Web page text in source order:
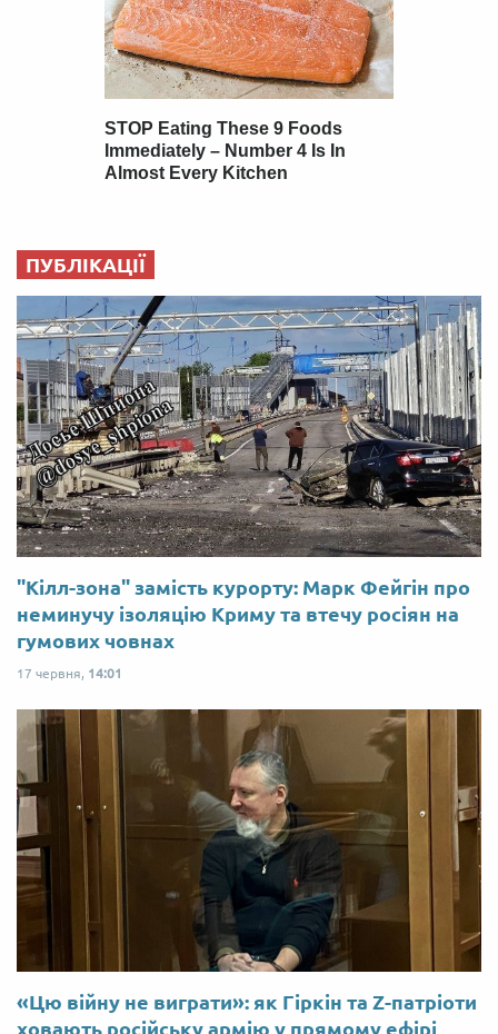
ПУБЛІКАЦІЇ
"Кілл-зона" замість курорту: Марк Фейгін про
неминучу ізоляцію Криму та втечу росіян на
гумових човнах
17 червня, 14:01
«Цю війну не виграти»: як Гіркін та Z-патріоти
ховають російську армію у прямому ефірі